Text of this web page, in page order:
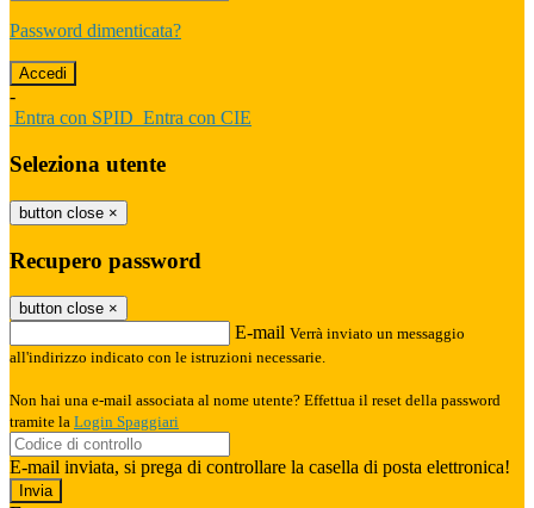
Password dimenticata?
-
Entra con SPID Entra con CIE
Seleziona utente
button close ×
Recupero password
button close ×
E-mail Verrà inviato un messaggio
all'indirizzo indicato con le istruzioni necessarie.
Non hai una e-mail associata al nome utente? Effettua il reset della password
tramite la Login Spaggiari
E-mail inviata, si prega di controllare la casella di posta elettronica!